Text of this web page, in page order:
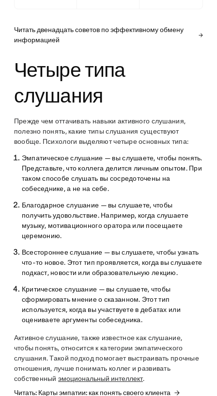
Читать двенадцать советов по эффективному обмену
информацией
Четыре типа
слушания
Прежде чем оттачивать навыки активного слушания,
полезно понять, какие типы слушания существуют
вообще. Психологи выделяют четыре основных типа:
Эмпатическое слушание — вы слушаете, чтобы понять.
Представьте, что коллега делится личным опытом. При
таком способе слушать вы сосредоточены на
собеседнике, а не на себе.
Благодарное слушание — вы слушаете, чтобы
получить удовольствие. Например, когда слушаете
музыку, мотивационного оратора или посещаете
церемонию.
Всестороннее слушание — вы слушаете, чтобы узнать
что-то новое. Этот тип проявляется, когда вы слушаете
подкаст, новости или образовательную лекцию.
Критическое слушание — вы слушаете, чтобы
сформировать мнение о сказанном. Этот тип
используется, когда вы участвуете в дебатах или
оцениваете аргументы собеседника.
Активное слушание, также известное как слушание,
чтобы понять, относится к категории эмпатического
слушания. Такой подход помогает выстраивать прочные
отношения, лучше понимать коллег и развивать
собственныйэмоциональный интеллект.
Читать: Карты эмпатии: как понять своего клиента